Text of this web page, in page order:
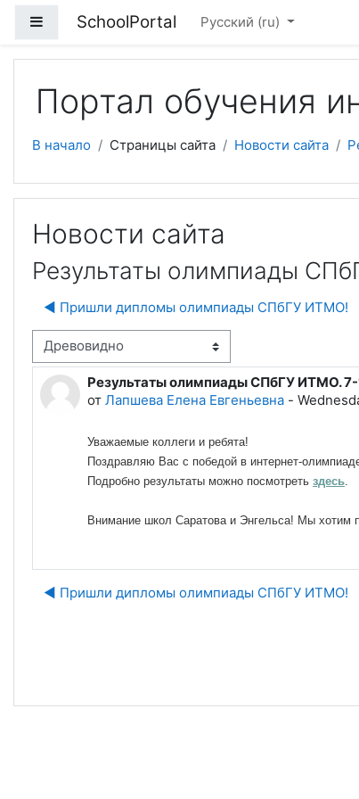
Боковая панель
SchoolPortal Русский ‎(ru)‎
Портал обучения
В начало Страницы сайта Новости сайта
Новости сайта
Результаты олимпиады
◀︎ Пришли дипломы олимпиады СПбГУ ИТМО!
отображения
Результаты олимпиады СПбГУ ИТМО.
от Лапшева Елена Евгеньевна -
Количество ответов: 0
Уважаемые коллеги и ребята!
Поздравляю Вас с победой в интернет-
Подробно результаты можно посмотреть здесь
Внимание школ Саратова и Энгельса! Мы хотим
◀︎ Пришли дипломы олимпиады СПбГУ ИТМО!